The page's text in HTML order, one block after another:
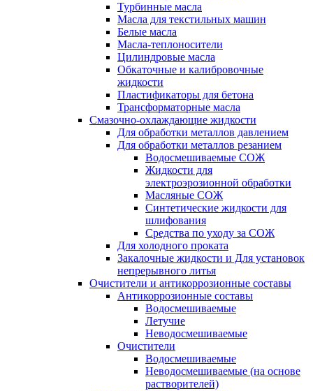
Турбинные масла
Масла для текстильных машин
Белые масла
Масла-теплоносители
Цилиндровые масла
Обкаточные и калибровочные
жидкости
Пластификаторы для бетона
Трансформаторные масла
Смазочно-охлаждающие жидкости
Для обработки металлов давлением
Для обработки металлов резанием
Водосмешиваемые СОЖ
Жидкости для
электроэрозионной обработки
Масляные СОЖ
Синтетические жидкости для
шлифования
Средства по уходу за СОЖ
Для холодного проката
Закалочные жидкости и Для установок
непрерывного литья
Очистители и антикоррозионные составы
Антикоррозионные составы
Водосмешиваемые
Летучие
Неводосмешиваемые
Очистители
Водосмешиваемые
Неводосмешиваемые (на основе
растворителей)